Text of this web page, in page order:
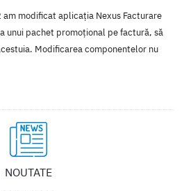
modificat aplicația Nexus Facturare
unui pachet promoțional pe factură, să
Modificarea componentelor nu
NOUTATE